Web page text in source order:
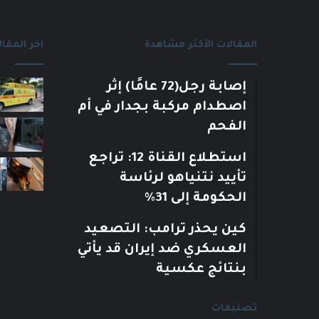
المقالات الأكثر مشاهدة
إصابة رجل(72 عامًا) إثر
اصطدام مركبة بجدار في أم
الفحم
استطلاع القناة 12: تراجع
تأييد نتنياهو لرئاسة
الحكومة إلى 31%
كين يحذر ترامب: التصعيد
العسكري ضد إيران قد يأتي
بنتائج عكسية
تصنيفات
اخر